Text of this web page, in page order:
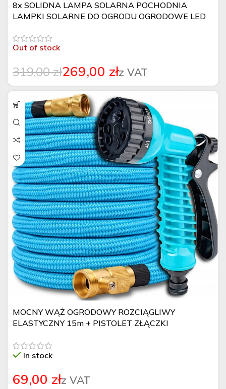
8x SOLIDNA LAMPA SOLARNA POCHODNIA
LAMPKI SOLARNE DO OGRODU OGRODOWE LED
Out of stock
319,00zł269,00 zł
MOCNY WĄŻ OGRODOWY ROZCIĄGLIWY
ELASTYCZNY 15m + PISTOLET ZŁĄCZKI
In stock
zł